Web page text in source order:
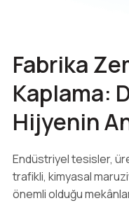
Fabrika
Kaplama:
Hijyenin
Endüstriyel tesisler,
trafikli, kimyasal
önemli olduğu